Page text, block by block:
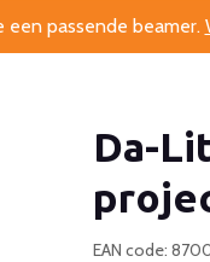
passende beamer.
Da-
EAN code: